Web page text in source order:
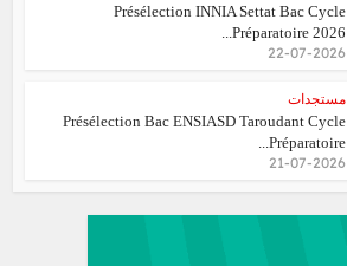
Présélection INNIA Settat Bac Cycle
Préparatoire 2026...
22-07-2026
مستجدات
Présélection Bac ENSIASD Taroudant Cycle
Préparatoire...
21-07-2026